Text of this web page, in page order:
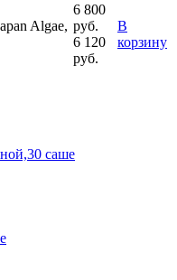
Algae,
6 800
руб.
6 120
руб.
В
корзину
саше